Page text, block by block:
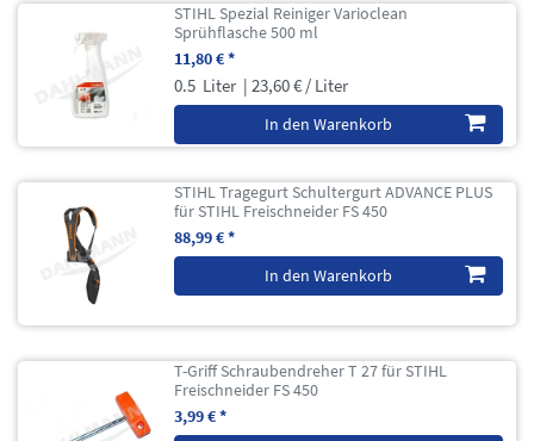
STIHL Spezial Reiniger Varioclean
Sprühflasche 500 ml
11,80 € *
0.5 Liter | 23,60 € / Liter
In den Warenkorb
STIHL Tragegurt Schultergurt ADVANCE PLUS
für STIHL Freischneider FS 450
88,99 € *
In den Warenkorb
T-Griff Schraubendreher T 27 für STIHL
Freischneider FS 450
3,99 € *